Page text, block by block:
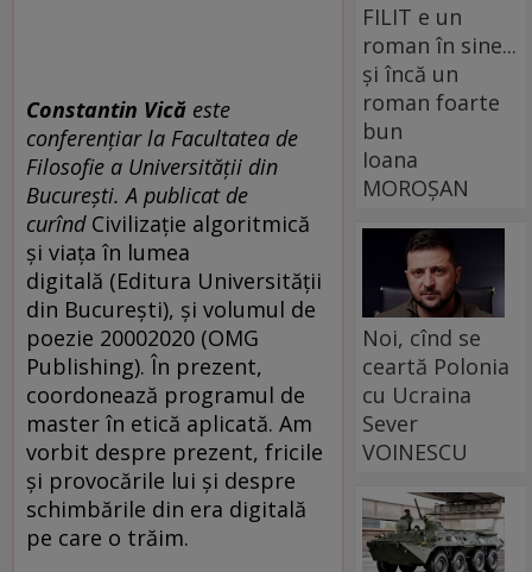
Constantin Vică este
conferențiar la Facultatea de
Filosofie a Universității din
București. A publicat de
curînd Civilizație algoritmică
și viața în lumea
digitală (Editura Universității
din București), și volumul de
poezie 20002020 (OMG
Publishing). În prezent,
coordonează programul de
master în etică aplicată. Am
vorbit despre prezent, fricile
și provocările lui și despre
schimbările din era digitală
pe care o trăim.
FILIT e un
roman în sine...
și încă un
roman foarte
bun
Ioana
MOROȘAN
Noi, cînd se
ceartă Polonia
cu Ucraina
Sever
VOINESCU